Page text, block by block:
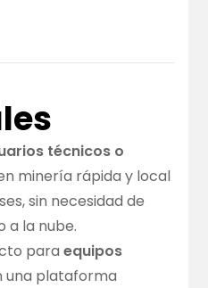
técnicos o
minería rápida y local
sin necesidad de
a la nube.
paraequipos
una plataforma